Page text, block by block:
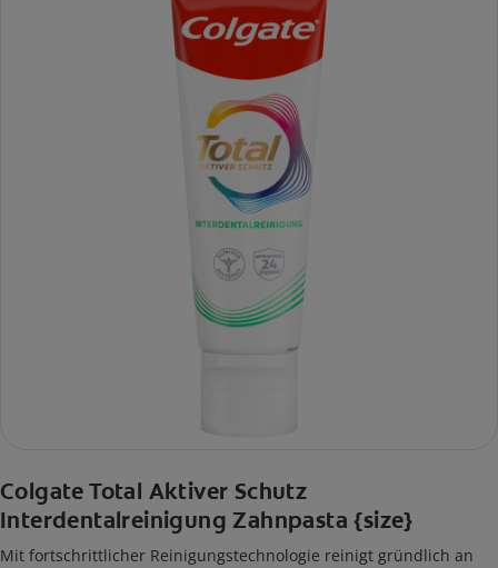
Colgate Total Aktiver Schutz
Interdentalreinigung Zahnpasta {size}
Mit fortschrittlicher Reinigungstechnologie reinigt gründlich an